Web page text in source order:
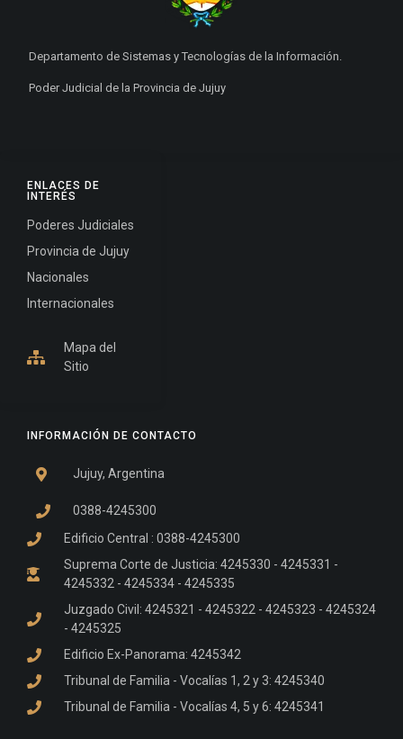
INFORMACIÓN DE CONTACTO
Jujuy, Argentina
0388-4245300
Edificio Central : 0388-4245300
Suprema Corte de Justicia: 4245330 - 4245331 -
4245332 - 4245334 - 4245335
Juzgado Civil: 4245321 - 4245322 - 4245323 - 4245324
- 4245325
Edificio Ex-Panorama: 4245342
Tribunal de Familia - Vocalías 1, 2 y 3: 4245340
Tribunal de Familia - Vocalías 4, 5 y 6: 4245341
ENLACES DE
INTERÉS
Poderes Judiciales
Provincia de Jujuy
Nacionales
Internacionales
Mapa del
Sitio
Departamento de Sistemas y Tecnologías de la Información.
Poder Judicial de la Provincia de Jujuy